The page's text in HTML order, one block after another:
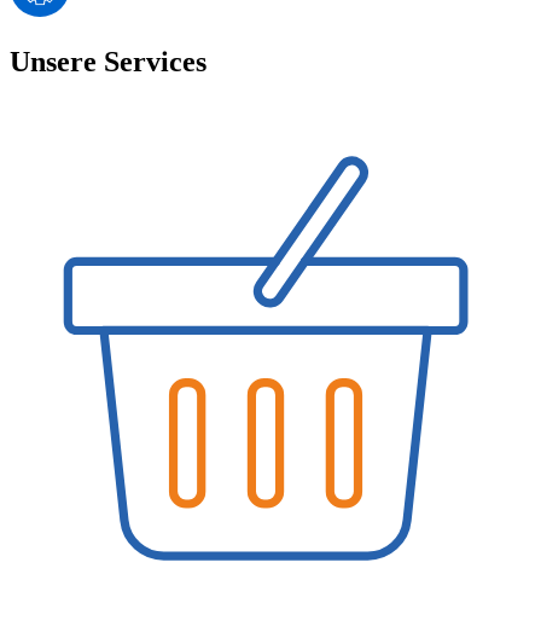
Unsere Services